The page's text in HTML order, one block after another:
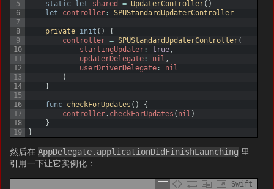
5
6
7
8
9
10
11
12
13
14
15
16
17
18
19
static let shared = UpdaterController( )
let
controller: SPUStandardUpdaterController
private init ( )
{
controller = SPUStandardUpdaterController(
startingUpdater: true ,
updaterDelegate : nil ,
userDriverDelegate:
nil
)
}
func checkForUpdates ( )
{
controller. checkForUpdates ( nil )
}
}
然后在AppDelegate.applicationDidFinishLaunching 里
引用一下让它实例化：
Swift